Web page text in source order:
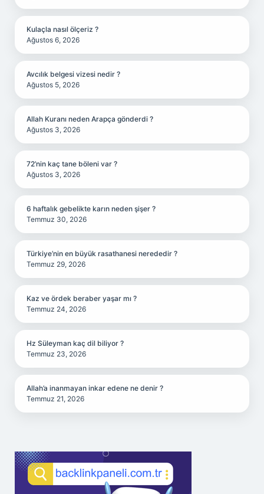
Kulaçla nasıl ölçeriz ?
Ağustos 6, 2026
Avcılık belgesi vizesi nedir ?
Ağustos 5, 2026
Allah Kuranı neden Arapça gönderdi ?
Ağustos 3, 2026
72’nin kaç tane böleni var ?
Ağustos 3, 2026
6 haftalık gebelikte karın neden şişer ?
Temmuz 30, 2026
Türkiye’nin en büyük rasathanesi nerededir ?
Temmuz 29, 2026
Kaz ve ördek beraber yaşar mı ?
Temmuz 24, 2026
Hz Süleyman kaç dil biliyor ?
Temmuz 23, 2026
Allah’a inanmayan inkar edene ne denir ?
Temmuz 21, 2026